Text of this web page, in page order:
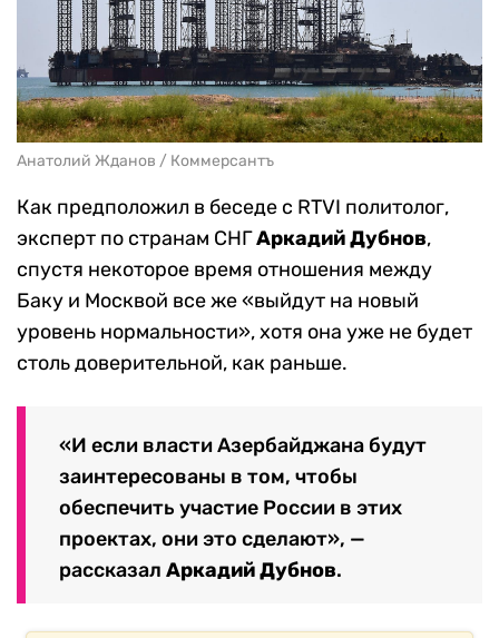
Анатолий Жданов / Коммерсантъ
Как предположил в беседе с RTVI политолог,
эксперт по странам СНГАркадий Дубнов,
спустя некоторое время отношения между
Баку и Москвой все же «выйдут на новый
уровень нормальности», хотя она уже не будет
столь доверительной, как раньше.
«И если власти Азербайджана будут
заинтересованы в том, чтобы
обеспечить участие России в этих
проектах, они это сделают», —
рассказал Аркадий Дубнов.